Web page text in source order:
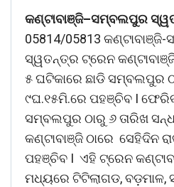
କଣ୍ଟାବାଞ୍ଜି–ସମ୍ବଲପୁର
05814/05813
ସ୍ୱତନ୍ତ୍ର ଟ୍ରେନ
୫ ଘଟିକାରେ ଛାଡି ସମ୍ବଲପୁର
୯ଘ.୧୫ମି.ରେ ପହଞ୍ଚିବ I
ସମ୍ବଲପୁର ଠାରୁ ୬ ତାରିଖ
କଣ୍ଟାବାଞ୍ଜି ଠାରେ ସେହିଦିନ
ପହଞ୍ଚିବ I ଏହି ଟ୍ରେନ
ମଧ୍ୟରେ ଟିଟିଲାଗଡ, ବଡ଼ମାଳ,